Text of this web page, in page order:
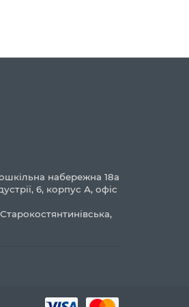
набережна 18а
6, корпус А, офіс